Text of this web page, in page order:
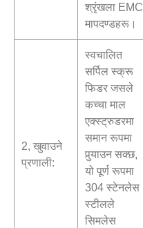
श्रृंखला EMC
मापदण्डहरू।
2, खुवाउने
प्रणाली:
स्वचालित
सर्पिल स्क्रू
फिडर जसले
कच्चा माल
एक्स्ट्रुडरमा
समान रूपमा
पुर्‍याउन सक्छ,
यो पूर्ण रूपमा
304 स्टेनलेस
स्टीलले
सिमलेस